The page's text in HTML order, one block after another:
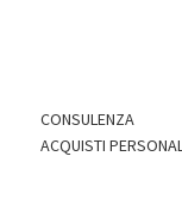
CONSULENZA
ACQUISTI